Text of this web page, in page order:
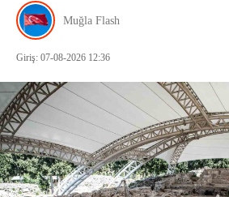
Muğla Flash
Giriş: 07-08-2026 12:36